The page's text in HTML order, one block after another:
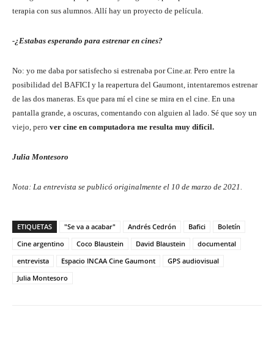
terapia con sus alumnos. Allí hay un proyecto de película.
-¿Estabas esperando para estrenar en cines?
No: yo me daba por satisfecho si estrenaba por Cine.ar. Pero entre la
posibilidad del BAFICI y la reapertura del Gaumont, intentaremos estrenar
de las dos maneras. Es que para mí el cine se mira en el cine. En una
pantalla grande, a oscuras, comentando con alguien al lado. Sé que soy un
viejo, pero ver cine en computadora me resulta muy difícil.
Julia Montesoro
Nota: La entrevista se publicó originalmente el 10 de marzo de 2021.
ETIQUETAS "Se va a acabar" Andrés Cedrón Bafici
Boletín
Cine argentino
Coco Blaustein David Blaustein
documental
entrevista
Espacio INCAA Cine Gaumont
GPS audiovisual
Julia Montesoro